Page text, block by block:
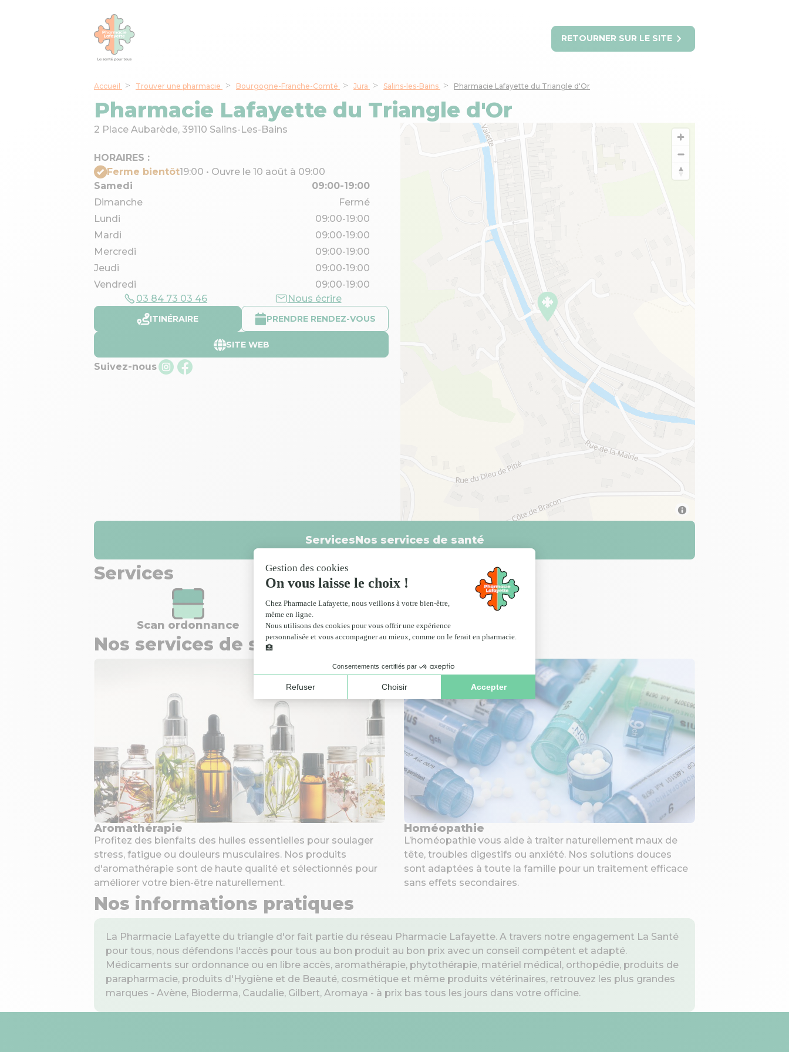
RETOURNER SUR LE SITE
Accueil Trouver une pharmacie Bourgogne-Franche-Comté Jura Salins-les-Bains Pharmacie Lafayette du Triangle d'Or
Pharmacie Lafayette du Triangle d'Or
2 Place Aubarède, 39110 Salins-Les-Bains
HORAIRES :
Ferme bientôt19:00 • Ouvre le 10 août à 09:00
Samedi
09:00-19:00
Dimanche
Fermé
Lundi
09:00-19:00
Mardi
09:00-19:00
Mercredi
09:00-19:00
Jeudi
09:00-19:00
Vendredi
09:00-19:00
03 84 73 03 46
Nous écrire
ITINÉRAIRE PRENDRE RENDEZ-VOUS
SITE WEB
Suivez-nous
ServicesNos services de santé
Services
Scan ordonnance Click and collect
Nos services de santé
Aromathérapie
Profitez des bienfaits des huiles essentielles pour soulager
stress, fatigue ou douleurs musculaires. Nos produits
d'aromathérapie sont de haute qualité et sélectionnés pour
améliorer votre bien-être naturellement.
Homéopathie
L’homéopathie vous aide à traiter naturellement maux de
tête, troubles digestifs ou anxiété. Nos solutions douces
sont adaptées à toute la famille pour un traitement efficace
sans effets secondaires.
Nos informations pratiques
La Pharmacie Lafayette du triangle d'or fait partie du réseau Pharmacie Lafayette. A travers notre engagement La Santé
pour tous, nous défendons l'accès pour tous au bon produit au bon prix avec un conseil compétent et adapté.
Médicaments sur ordonnance ou en libre accès, aromathérapie, phytothérapie, matériel médical, orthopédie, produits de
parapharmacie, produits d'Hygiène et de Beauté, cosmétique et même produits vétérinaires, retrouvez les plus grandes
marques - Avène, Bioderma, Caudalie, Gilbert, Aromaya - à prix bas tous les jours dans votre officine.